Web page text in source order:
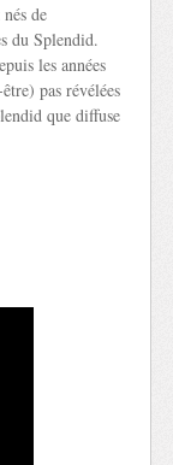
de
du Splendid.
les années
pas révélées
que diffuse